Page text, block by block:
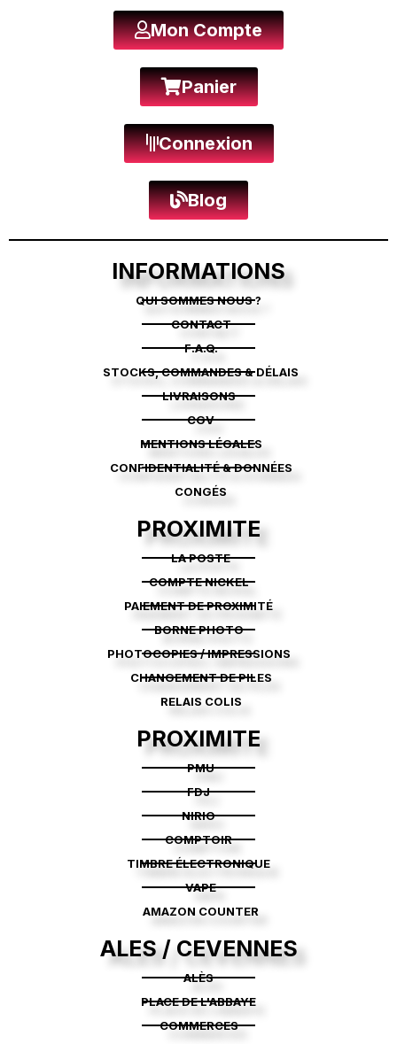
Mon Compte
Panier
Connexion
Blog
INFORMATIONS
QUI SOMMES NOUS ?
CONTACT
F.A.Q.
STOCKS, COMMANDES & DÉLAIS
LIVRAISONS
CGV
MENTIONS LÉGALES
CONFIDENTIALITÉ & DONNÉES
CONGÉS
PROXIMITE
LA POSTE
COMPTE NICKEL
PAIEMENT DE PROXIMITÉ
BORNE PHOTO
PHOTOCOPIES / IMPRESSIONS
CHANGEMENT DE PILES
RELAIS COLIS
PROXIMITE
PMU
FDJ
NIRIO
COMPTOIR
TIMBRE ÉLECTRONIQUE
VAPE
AMAZON COUNTER
ALES / CEVENNES
ALÈS
PLACE DE L'ABBAYE
COMMERCES